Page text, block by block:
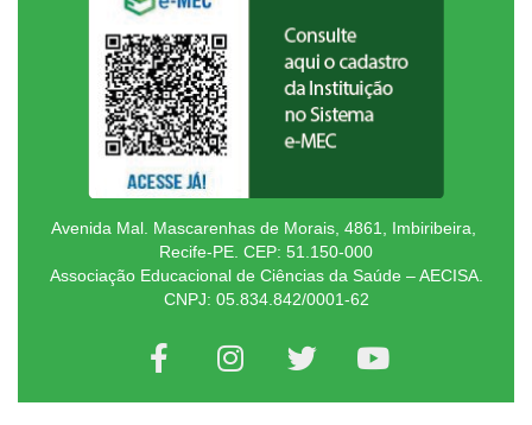
Avenida Mal. Mascarenhas de Morais, 4861, Imbiribeira,
Recife-PE. CEP: 51.150-000
Associação Educacional de Ciências da Saúde – AECISA.
CNPJ: 05.834.842/0001-62